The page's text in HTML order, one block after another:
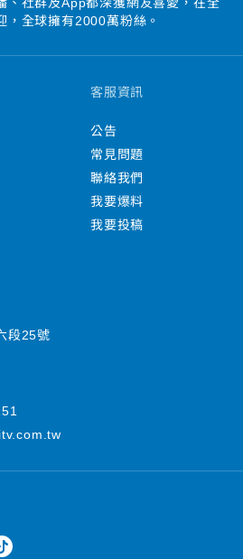
，全球擁有2000萬粉絲。
客服資訊
公告
常見問題
聯絡我們
我要爆料
我要投稿
段25號